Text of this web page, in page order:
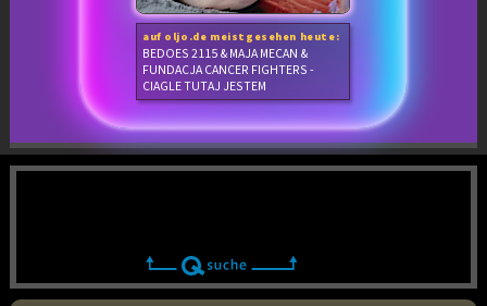
auf oljo.de meistgesehen heute:
BEDOES 2115 & MAJA MECAN &
FUNDACJA CANCER FIGHTERS -
CIAGLE TUTAJ JESTEM